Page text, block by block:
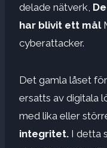
delade nätverk,
har blivit ett mål
cyberattacker.
Det gamla låset
ersatts av digitala
med lika eller
integritet. I detta